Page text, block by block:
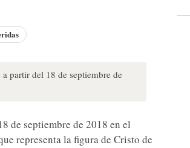
partir del 18 de septiembre de
de septiembre de 2018 en el
representa la figura de Cristo de